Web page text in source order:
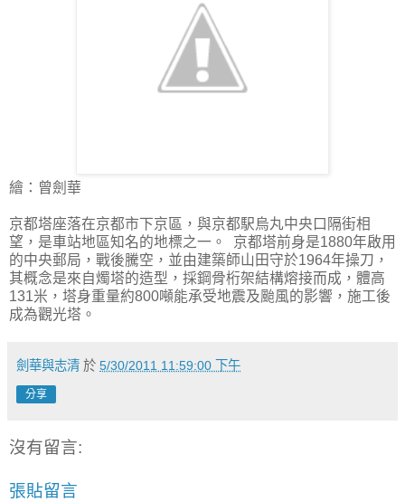
繪：曾劍華
京都塔座落在京都市下京區，與京都駅烏丸中央口隔街相
望，是車站地區知名的地標之一。 京都塔前身是1880年啟用
的中央郵局，戰後騰空，並由建築師山田守於1964年操刀，
其概念是來自燭塔的造型，採鋼骨桁架結構熔接而成，體高
131米，塔身重量約800噸能承受地震及颱風的影響，施工後
成為觀光塔。
劍華與志清 於 5/30/2011 11:59:00 下午
分享
沒有留言:
張貼留言